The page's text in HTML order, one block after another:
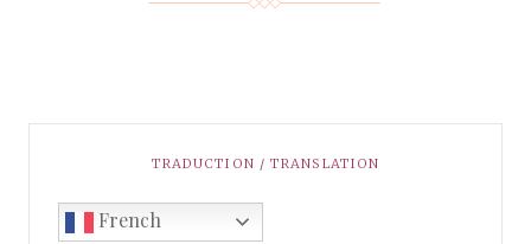
TRADUCTION / TRANSLATION
French